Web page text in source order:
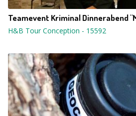
Teamevent Kriminal Dinnerabend
H&B Tour Conception - 15592